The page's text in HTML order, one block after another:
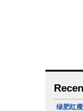
绿肥红瘦